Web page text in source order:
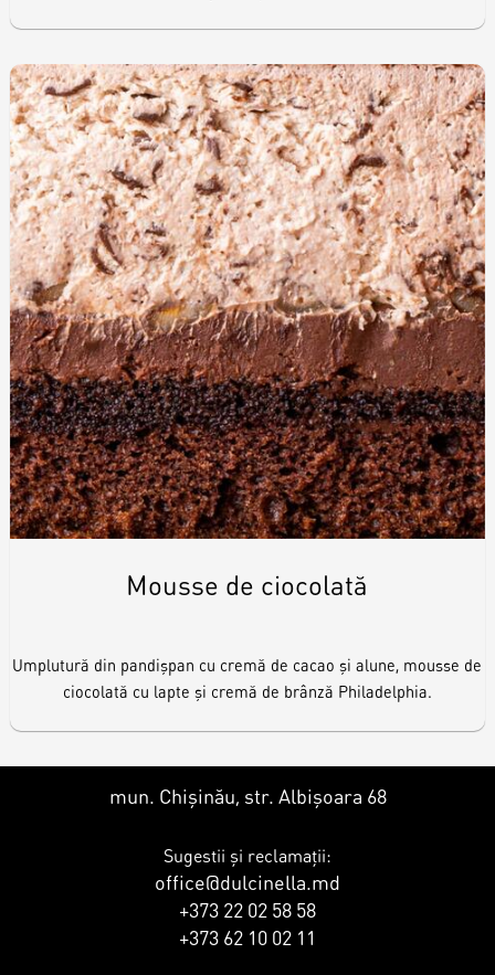
Mousse de ciocolată
Umplutură din pandișpan cu cremă de cacao și alune, mousse de
ciocolată cu lapte și cremă de brânză Philadelphia.
mun. Chișinău, str. Albișoara 68
Sugestii și reclamații:
office@dulcinella.md
+373 22 02 58 58
+373 62 10 02 11